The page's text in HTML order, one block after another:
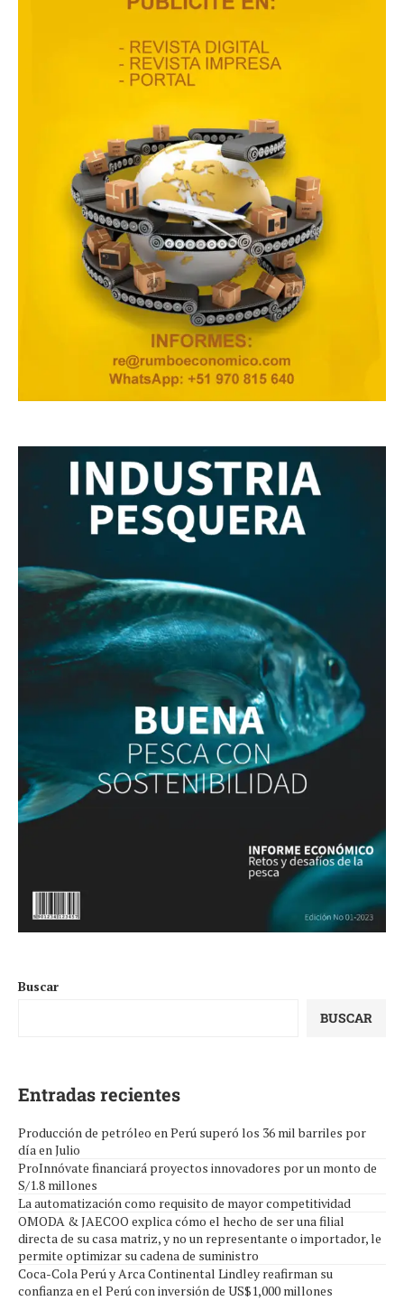
Buscar
BUSCAR
Entradas recientes
Producción de petróleo en Perú superó los 36 mil barriles por
día en Julio
ProInnóvate financiará proyectos innovadores por un monto de
S/1.8 millones
La automatización como requisito de mayor competitividad
OMODA & JAECOO explica cómo el hecho de ser una filial
directa de su casa matriz, y no un representante o importador, le
permite optimizar su cadena de suministro
Coca-Cola Perú y Arca Continental Lindley reafirman su
confianza en el Perú con inversión de US$1,000 millones